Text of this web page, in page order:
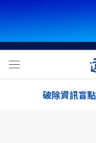
破除資訊盲點